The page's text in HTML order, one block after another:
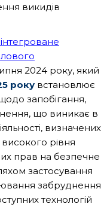
викидів
2024 року, який
року встановлює
запобігання,
що виникає в
визначених
рівня
прав на безпечне
застосування
забруднення
технологій